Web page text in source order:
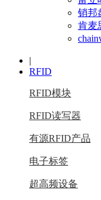
销邦
肯麦
|
RFID
RFID模块
RFID读写器
有源RFID产品
电子标签
超高频设备